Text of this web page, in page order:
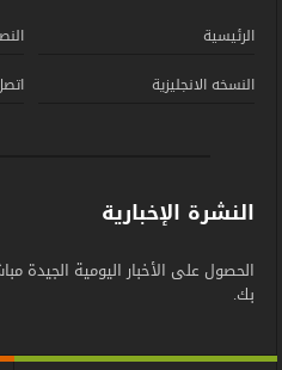
الرئيسية
النسخه الانجليزية
النشرة الإخبارية
الحصول على الأخبار اليومية الجيدة
بك.